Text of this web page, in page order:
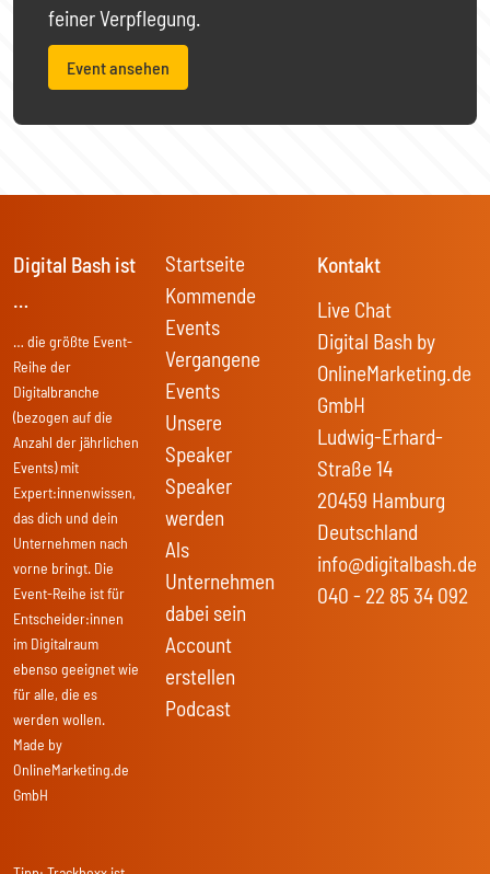
feiner Verpflegung.
Event ansehen
Digital Bash ist
…
… die größte Event-
Reihe der
Digitalbranche
(bezogen auf die
Anzahl der jährlichen
Events) mit
Expert:innenwissen,
das dich und dein
Unternehmen nach
vorne bringt. Die
Event-Reihe ist für
Entscheider:innen
im Digitalraum
ebenso geeignet wie
für alle, die es
werden wollen.
Made by
OnlineMarketing.de
GmbH
Startseite
Kommende
Events
Vergangene
Events
Unsere
Speaker
Speaker
werden
Als
Unternehmen
dabei sein
Account
erstellen
Podcast
Kontakt
Live Chat
Digital Bash by
OnlineMarketing.de
GmbH
Ludwig-Erhard-
Straße 14
20459 Hamburg
Deutschland
info@digitalbash.de
040 - 22 85 34 092